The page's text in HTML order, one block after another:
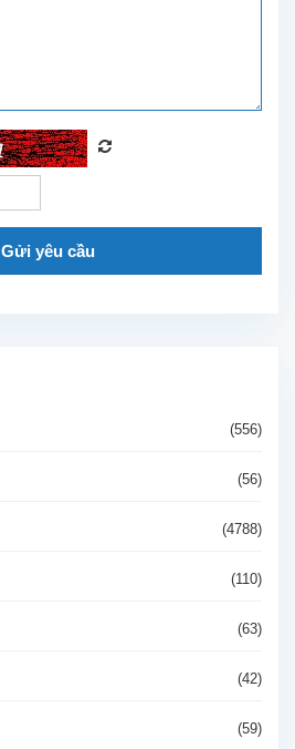
Gửi yêu cầu
(556)
(56)
(4788)
(110)
(63)
(42)
(59)